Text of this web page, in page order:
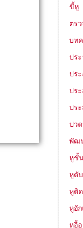
ขี้หู
ตร
บท
ปร
ปร
ปร
ปร
ปว
พัฒ
หูชั้
หูดั
หูติ
หูอัก
หูอื้อ